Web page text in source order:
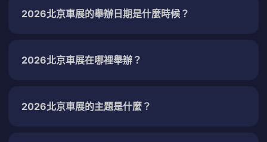
2026北京車展的舉辦日期是什麼時候？
2026北京車展在哪裡舉辦？
2026北京車展的主題是什麼？